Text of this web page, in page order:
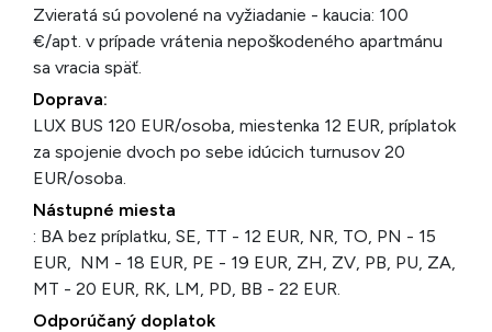
Zvieratá sú povolené na vyžiadanie - kaucia: 100
€/apt. v prípade vrátenia nepoškodeného apartmánu
sa vracia späť.
Doprava:
LUX BUS 120 EUR/osoba, miestenka 12 EUR, príplatok
za spojenie dvoch po sebe idúcich turnusov 20
EUR/osoba.
Nástupné miesta
: BA bez príplatku, SE, TT - 12 EUR, NR, TO, PN - 15
EUR, NM - 18 EUR, PE - 19 EUR, ZH, ZV, PB, PU, ZA,
MT - 20 EUR, RK, LM, PD, BB - 22 EUR.
Odporúčaný doplatok